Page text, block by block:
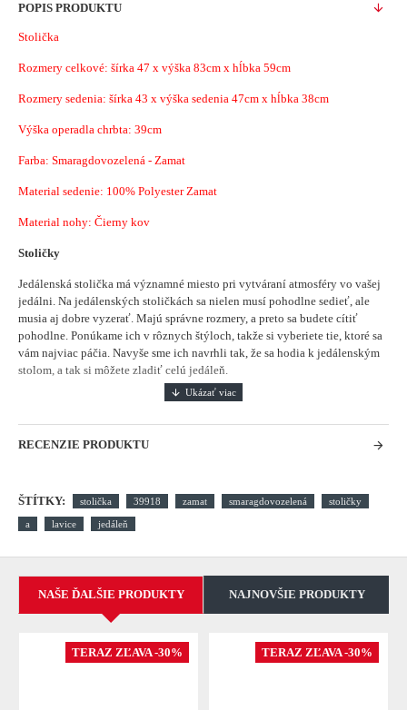
POPIS PRODUKTU
Stolička
Rozmery celkové: šírka 47 x výška 83cm x hĺbka 59cm
Rozmery sedenia: šírka 43 x výška sedenia 47cm x hĺbka 38cm
Výška operadla chrbta: 39cm
Farba: Smaragdovozelená - Zamat
Material sedenie: 100% Polyester Zamat
Material nohy: Čierny kov
Stoličky
Jedálenská stolička má významné miesto pri vytváraní atmosféry vo vašej
jedálni. Na jedálenských stoličkách sa nielen musí pohodlne sedieť, ale
musia aj dobre vyzerať. Majú správne rozmery, a preto sa budete cítiť
pohodlne. Ponúkame ich v rôznych štýloch, takže si vyberiete tie, ktoré sa
vám najviac páčia. Navyše sme ich navrhli tak, že sa hodia k jedálenským
stolom, a tak si môžete zladiť celú jedáleň.
RECENZIE PRODUKTU
ŠTÍTKY: stolička 39918 zamat smaragdovozelená stoličky
a lavice jedáleň
NAŠE ĎALŠIE PRODUKTY NAJNOVŠIE PRODUKTY
TERAZ ZĽAVA -30% TERAZ ZĽAVA -30%